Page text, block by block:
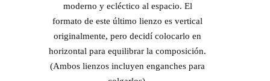
moderno y ecléctico al espacio. El
formato de este último lienzo es vertical
originalmente, pero decidí colocarlo en
horizontal para equilibrar la composición.
(Ambos lienzos incluyen enganches para